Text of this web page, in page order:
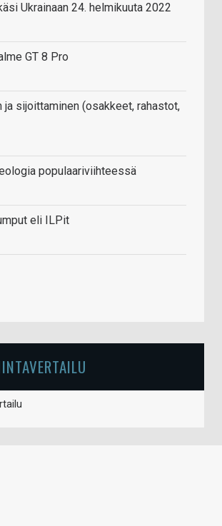
Ukrainaan 24. helmikuuta 2022
GT 8 Pro
ja sijoittaminen (osakkeet, rahastot,
populaariviihteessä
eli ILPit